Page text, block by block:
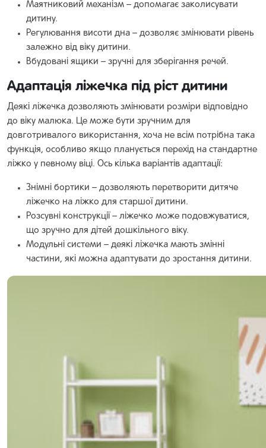
Маятниковий механізм – допомагає заколисувати
дитину.
Регулювання висоти дна – дозволяє змінювати рівень
залежно від віку дитини.
Вбудовані ящики – зручні для зберігання речей.
Адаптація ліжечка під ріст дитини
Деякі ліжечка дозволяють змінювати розміри відповідно
до віку малюка. Це може бути зручним для
довготривалого використання, хоча не всім потрібна така
функція, особливо якщо планується перехід на стандартне
ліжко у певному віці. Ось кілька варіантів адаптації:
Знімні бортики – дозволяють перетворити дитяче
ліжечко на ліжко для старшої дитини.
Розсувні конструкції – ліжечко може подовжуватися,
що зручно для дітей дошкільного віку.
Модульні системи – деякі ліжечка мають змінні
частини, які можна адаптувати до зростання дитини.